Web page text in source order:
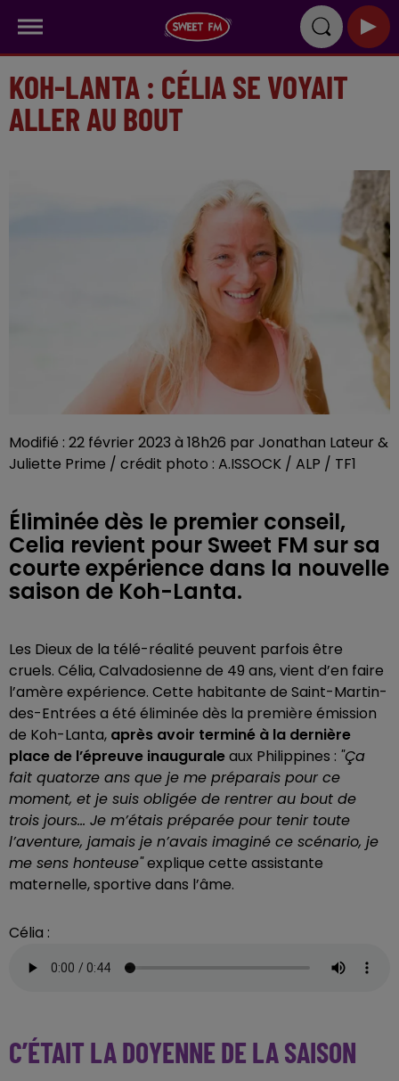
KOH-LANTA : CÉLIA SE VOYAIT
ALLER AU BOUT
Modifié : 22 février 2023 à 18h26 par Jonathan Lateur &
Juliette Prime / crédit photo : A.ISSOCK / ALP / TF1
Éliminée dès le premier conseil,
Celia revient pour Sweet FM sur sa
courte expérience dans la nouvelle
saison de Koh-Lanta.
Les Dieux de la télé-réalité peuvent parfois être
cruels. Célia, Calvadosienne de 49 ans,vient d’en faire
l’amère expérience. Cette habitante de Saint-Martin-
des-Entrées a été éliminée dès la première émission
de Koh-Lanta, après avoir terminé à la dernière
place de l’épreuve inauguraleaux Philippines : "Ça
fait quatorze ans que je me préparais pour ce
moment, et je suis obligée de rentrer au bout de
trois jours... Je m’étais préparée pour tenir toute
l’aventure, jamais je n’avais imaginé ce scénario, je
me sens honteuse"explique cette assistante
maternelle, sportive dans l’âme.
Célia :
C’ÉTAIT LA DOYENNE DE LA SAISON